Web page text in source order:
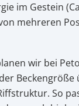
im Gestein
mehreren
wir bei
Beckengröße
So